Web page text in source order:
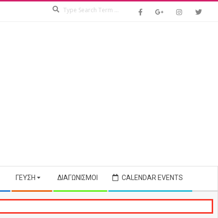
ΓΕΎΣΗ ΔΙΑΓΩΝΙΣΜΟΊ CALENDAR EVENTS